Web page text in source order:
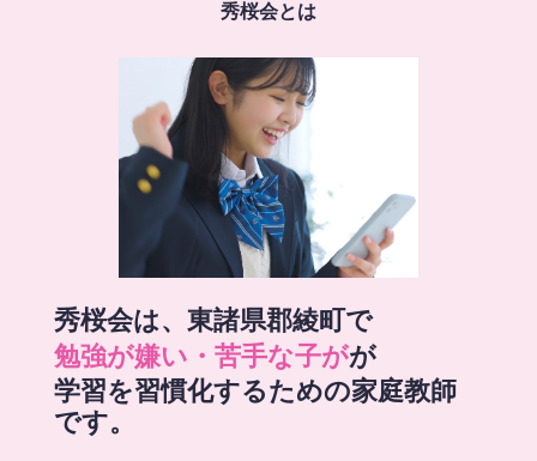
秀桜会とは
秀桜会は、東諸県郡綾町で
勉強が嫌い・苦手な子がが
学習を習慣化するための家庭教師
です。